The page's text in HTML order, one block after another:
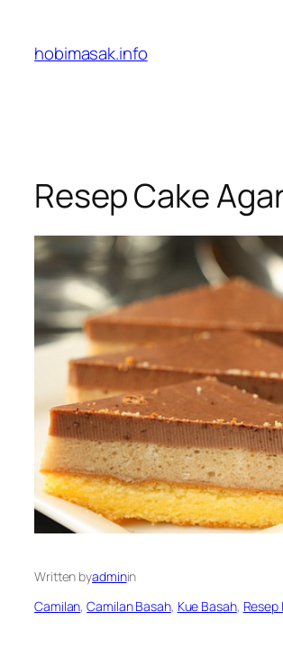
content
hobimasak.info
Resep Cake
Written byadminin
Camilan, Camilan Basah, Kue Basah, Resep